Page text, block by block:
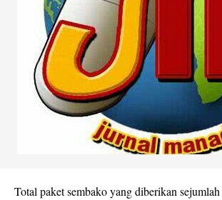
Total paket sembako yang diberikan